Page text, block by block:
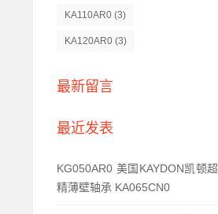
KA110AR0 (3)
KA120AR0 (3)
最新留言
最近发表
KG050AR0 美国KAYDON凯顿超
精薄壁轴承 KA065CN0